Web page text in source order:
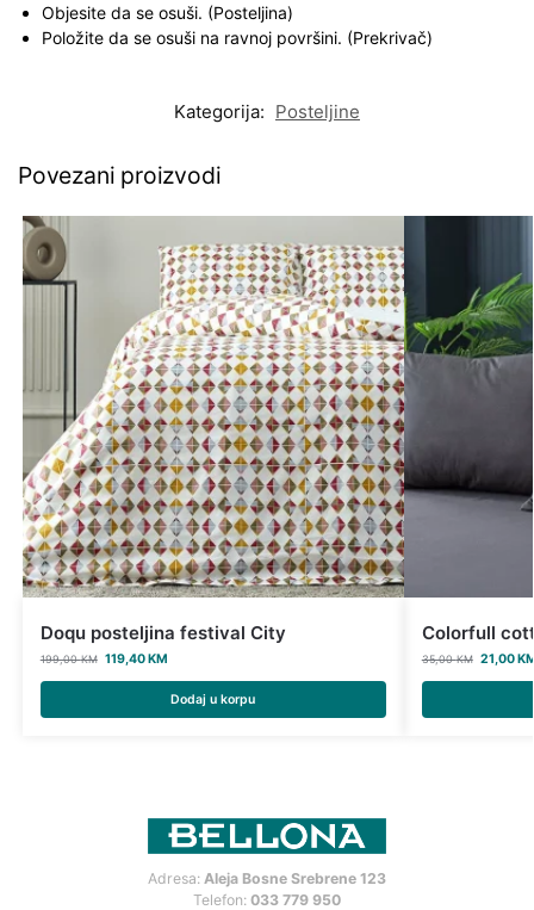
Objesite da se osuši. (Posteljina)
Položite da se osuši na ravnoj površini. (Prekrivač)
Kategorija: Posteljine
Povezani proizvodi
Doqu posteljina festival City
199,00KM 119,40KM
Dodaj u korpu
Colorfull
35,00KM 21,00
Adresa: Aleja Bosne Srebrene 123
Telefon: 033 779 950